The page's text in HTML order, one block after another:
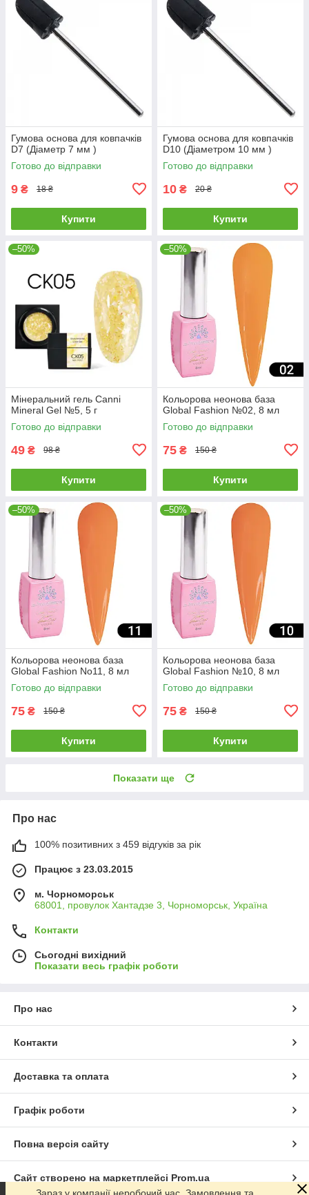
Гумова основа для ковпачків
D7 (Діаметр 7 мм )
Готово до відправки
9 ₴ 18 ₴
Купити
Гумова основа для ковпачків
D10 (Діаметром 10 мм )
Готово до відправки
10 ₴ 20 ₴
Купити
–50%
Мінеральний гель Canni
Mineral Gel №5, 5 г
Готово до відправки
49 ₴ 98 ₴
Купити
–50%
Кольорова неонова база
Global Fashion №02, 8 мл
Готово до відправки
75 ₴ 150 ₴
Купити
–50%
Кольорова неонова база
Global Fashion No11, 8 мл
Готово до відправки
75 ₴ 150 ₴
Купити
–50%
Кольорова неонова база
Global Fashion №10, 8 мл
Готово до відправки
75 ₴ 150 ₴
Купити
Показати ще
Про нас
100% позитивних з 459 відгуків за рік
Працює з 23.03.2015
м. Чорноморськ
68001, провулок Хантадзе 3, Чорноморськ, Україна
Контакти
Сьогодні вихідний
Показати весь графік роботи
Про нас
Контакти
Доставка та оплата
Графік роботи
Повна версія сайту
Сайт створено на маркетплейсі Prom.ua